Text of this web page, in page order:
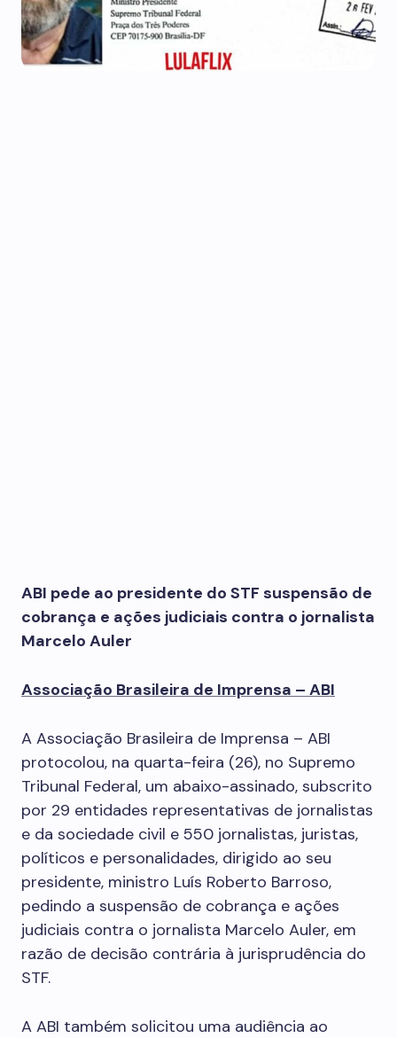
ABI pede ao presidente do STF suspensão de
cobrança e ações judiciais contra o jornalista
Marcelo Auler
Associação Brasileira de Imprensa – ABI
A Associação Brasileira de Imprensa – ABI
protocolou, na quarta-feira (26), no Supremo
Tribunal Federal, um abaixo-assinado, subscrito
por 29 entidades representativas de jornalistas
e da sociedade civil e 550 jornalistas, juristas,
políticos e personalidades, dirigido ao seu
presidente, ministro Luís Roberto Barroso,
pedindo a suspensão de cobrança e ações
judiciais contra o jornalista Marcelo Auler, em
razão de decisão contrária à jurisprudência do
STF.
A ABI também solicitou uma audiência ao